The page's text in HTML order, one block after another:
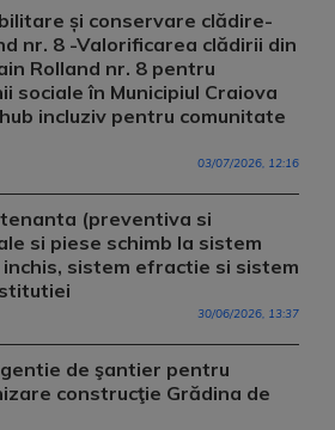
și conservare clădire-
nr. 8 -Valorificarea clădirii din
Rolland nr. 8 pentru
sociale în Municipiul Craiova
incluziv pentru comunitate
03/07/2026, 12:16
(preventiva si
si piese schimb la sistem
sistem efractie si sistem
30/06/2026, 13:37
de şantier pentru
construcţie Grădina de